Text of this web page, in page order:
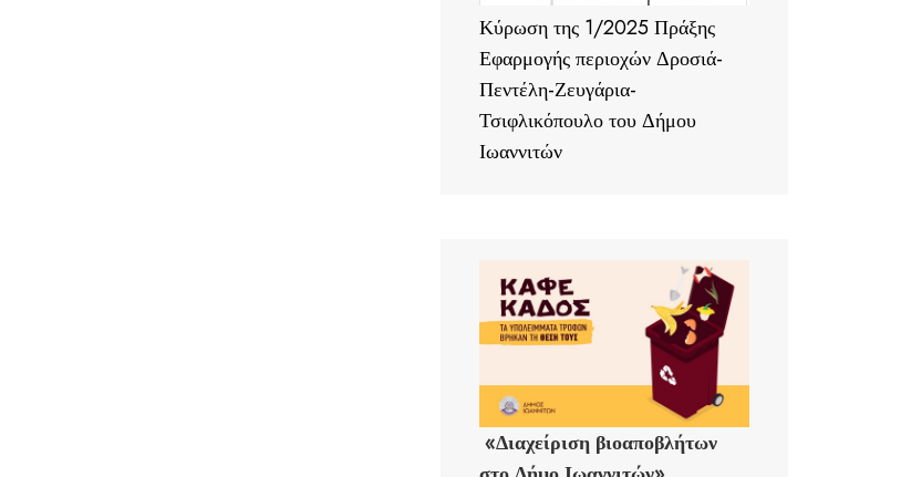
Κύρωση της 1/2025 Πράξης
Εφαρμογής περιοχών Δροσιά-
Πεντέλη-Ζευγάρια-
Τσιφλικόπουλο του Δήμου
Ιωαννιτών
«Διαχείριση βιοαποβλήτων